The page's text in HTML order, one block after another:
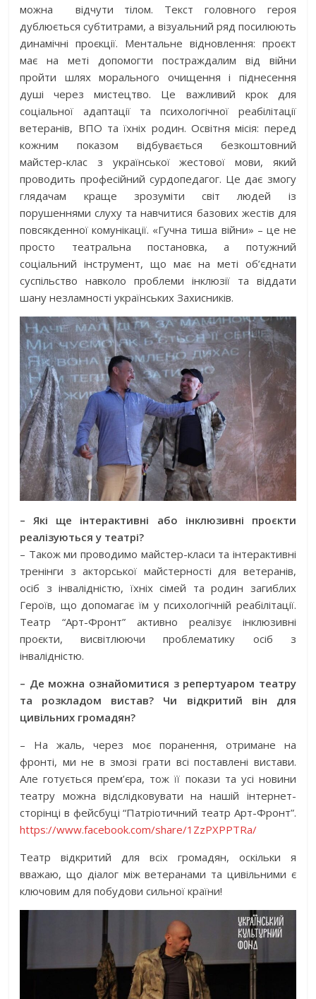
можна
відчути тілом. Текст головного героя
дублюється субтитрами, а візуальний ряд посилюють
динамічні проєкції. Ментальне відновлення: проєкт
має на меті допомогти постраждалим від війни
пройти шлях морального очищення і піднесення
душі через мистецтво. Це важливий крок для
соціальної адаптації та психологічної реабілітації
ветеранів, ВПО та їхніх родин. Освітня місія: перед
кожним показом відбувається безкоштовний
майстер-клас з української жестової мови, який
проводить професійний сурдопедагог. Це дає змогу
глядачам краще зрозуміти світ людей із
порушеннями слуху та навчитися базових жестів для
повсякденної комунікації. «Гучна тиша війни» – це не
просто театральна постановка, а потужний
соціальний інструмент, що має на меті об’єднати
суспільство навколо проблеми інклюзії та віддати
шану незламності українських Захисників.
– Які ще інтерактивні або інклюзивні проєкти
реалізуються у театрі?
– Також ми проводимо майстер-класи та інтерактивні
тренінги з акторської майстерності для ветеранів,
осіб з інвалідністю, їхніх сімей та родин загиблих
Героїв, що допомагає їм у психологічній реабілітації.
Театр “Арт-Фронт” активно реалізує інклюзивні
проєкти, висвітлюючи проблематику осіб з
інвалідністю.
– Де можна ознайомитися з репертуаром театру
та розкладом вистав? Чи відкритий він для
цивільних громадян?
– На жаль, через моє поранення, отримане на
фронті, ми не в змозі грати всі поставлені вистави.
Але готується прем’єра, тож її покази та усі новини
театру можна відслідковувати на нашій інтернет-
сторінці в фейсбуці “Патріотичний театр Арт-Фронт”.
https://www.facebook.com/share/1ZzPXPPTRa/
Театр відкритий для всіх громадян, оскільки я
вважаю, що діалог між ветеранами та цивільними є
ключовим для побудови сильної країни!